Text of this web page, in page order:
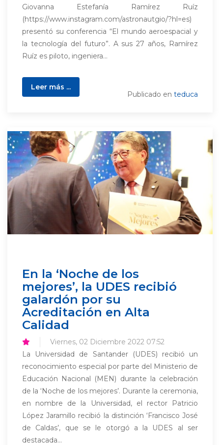
Giovanna Estefanía Ramírez Ruíz
(https://www.instagram.com/astronautgio/?hl=es)
presentó su conferencia “El mundo aeroespacial y
la tecnología del futuro”. A sus 27 años, Ramírez
Ruíz es piloto, ingeniera...
Leer más ...
Publicado en teduca
En la ‘Noche de los
mejores’, la UDES recibió
galardón por su
Acreditación en Alta
Calidad
Viernes, 02 Diciembre 2022 07:52
La Universidad de Santander (UDES) recibió un
reconocimiento especial por parte del Ministerio de
Educación Nacional (MEN) durante la celebración
de la ‘Noche de los mejores’. Durante la ceremonia,
en nombre de la Universidad, el rector Patricio
López Jaramillo recibió la distinción ‘Francisco José
de Caldas’, que se le otorgó a la UDES al ser
destacada...